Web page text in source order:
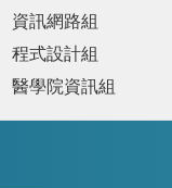
資訊網路組
程式設計組
醫學院資訊組